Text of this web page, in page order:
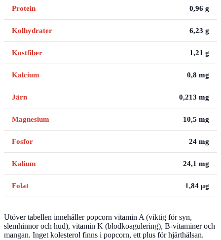
Protein 0,96 g
Kolhydrater 6,23 g
Kostfiber 1,21 g
Kalcium 0,8 mg
Järn 0,213 mg
Magnesium 10,5 mg
Fosfor 24 mg
Kalium 24,1 mg
Folat 1,84 µg
Utöver tabellen innehåller popcorn vitamin A (viktig för syn,
slemhinnor och hud), vitamin K (blodkoagulering), B-vitaminer och
mangan. Inget kolesterol finns i popcorn, ett plus för hjärthälsan.